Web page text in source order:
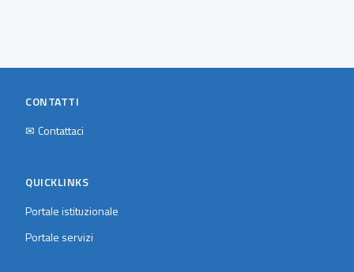
CONTATTI
✉ Contattaci
QUICKLINKS
Portale istituzionale
Portale servizi